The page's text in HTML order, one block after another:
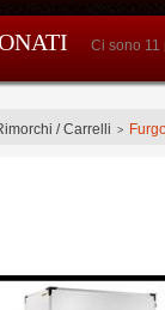
Ci sono 11
/ Carrelli >